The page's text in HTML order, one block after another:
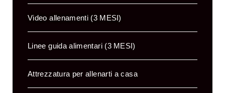
Video allenamenti (3 MESI)
Linee guida alimentari (3 MESI)
Attrezzatura per allenarti a casa